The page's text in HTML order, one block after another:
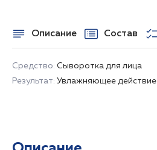
Описание Состав
Средство: Сыворотка для лица
Результат: Увлажняющее действие